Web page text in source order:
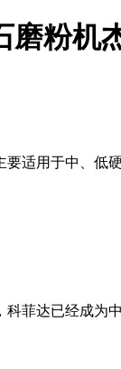
磨粉机
适用于中、
菲达已经成